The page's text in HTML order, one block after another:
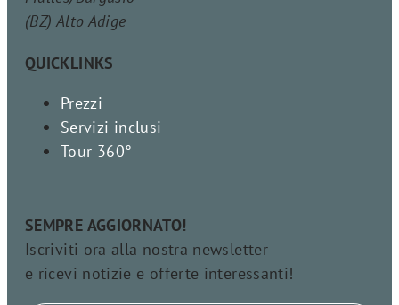
(BZ) Alto Adige
QUICKLINKS
Prezzi
Servizi inclusi
Tour 360°
SEMPRE AGGIORNATO!
Iscriviti ora alla nostra newsletter
e ricevi notizie e offerte interessanti!